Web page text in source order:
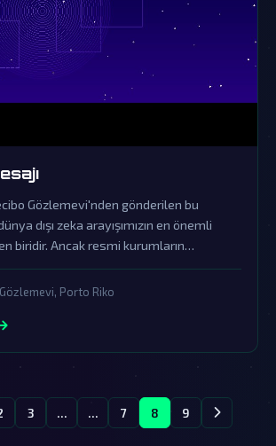
Gözlemevi'nden gönderilen bu
dışı zeka arayışımızın en önemli
biridir. Ancak resmi kurumların
perde arkasında karanlık bir
gün yüzüne çıkarıyor.
Porto Riko
3 ... ... 7 8 9